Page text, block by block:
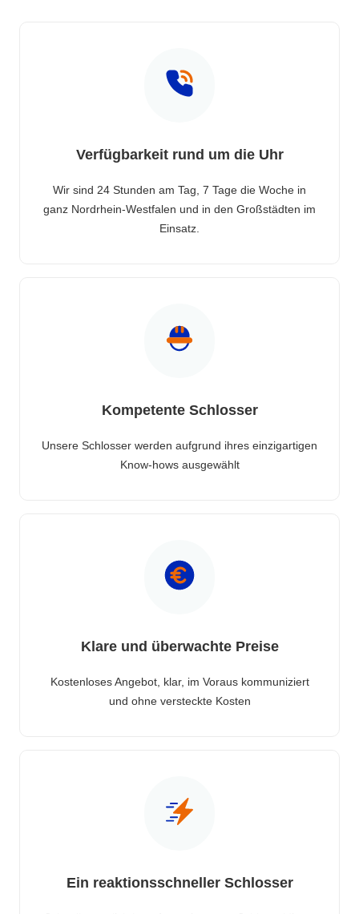
Verfügbarkeit rund um die Uhr
Wir sind 24 Stunden am Tag, 7 Tage die Woche in
ganz Nordrhein-Westfalen und in den Großstädten im
Einsatz.
Kompetente Schlosser
Unsere Schlosser werden aufgrund ihres einzigartigen
Know-hows ausgewählt
Klare und überwachte Preise
Kostenloses Angebot, klar, im Voraus kommuniziert
und ohne versteckte Kosten
Ein reaktionsschneller Schlosser